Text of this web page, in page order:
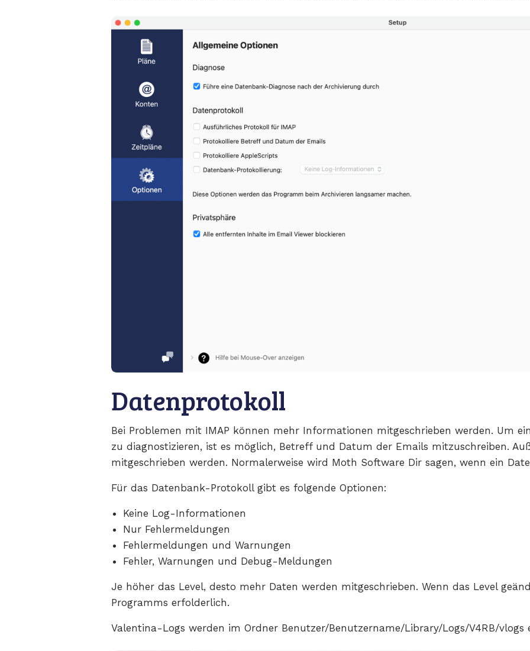
Datenprotokoll
Bei Problemen mit IMAP können mehr Informationen mitgeschrieben werden. Um
zu diagnostizieren, ist es möglich, Betreff und Datum der Emails mitzuschreiben.
mitgeschrieben werden. Normalerweise wird Moth Software Dir sagen, wenn ein
Für das Datenbank-Protokoll gibt es folgende Optionen:
Keine Log-Informationen
Nur Fehlermeldungen
Fehlermeldungen und Warnungen
Fehler, Warnungen und Debug-Meldungen
Je höher das Level, desto mehr Daten werden mitgeschrieben. Wenn das Level
Programms erfolderlich.
Valentina-Logs werden im Ordner Benutzer/Benutzername/Library/Logs/V4RB/vlogs